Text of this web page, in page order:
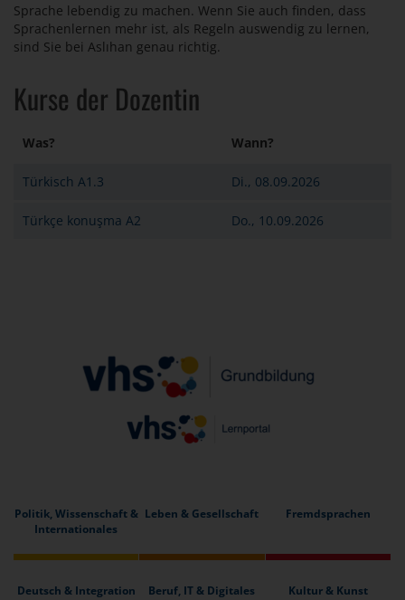
Sprache lebendig zu machen. Wenn Sie auch finden, dass
Sprachenlernen mehr ist, als Regeln auswendig zu lernen,
sind Sie bei Aslıhan genau richtig.
Kurse der Dozentin
Was? Wann?
Türkisch A1.3 Di., 08.09.2026
Türkçe konuşma A2 Do., 10.09.2026
Politik, Wissenschaft &
Internationales
Leben & Gesellschaft Fremdsprachen
Deutsch & Integration Beruf, IT & Digitales Kultur & Kunst